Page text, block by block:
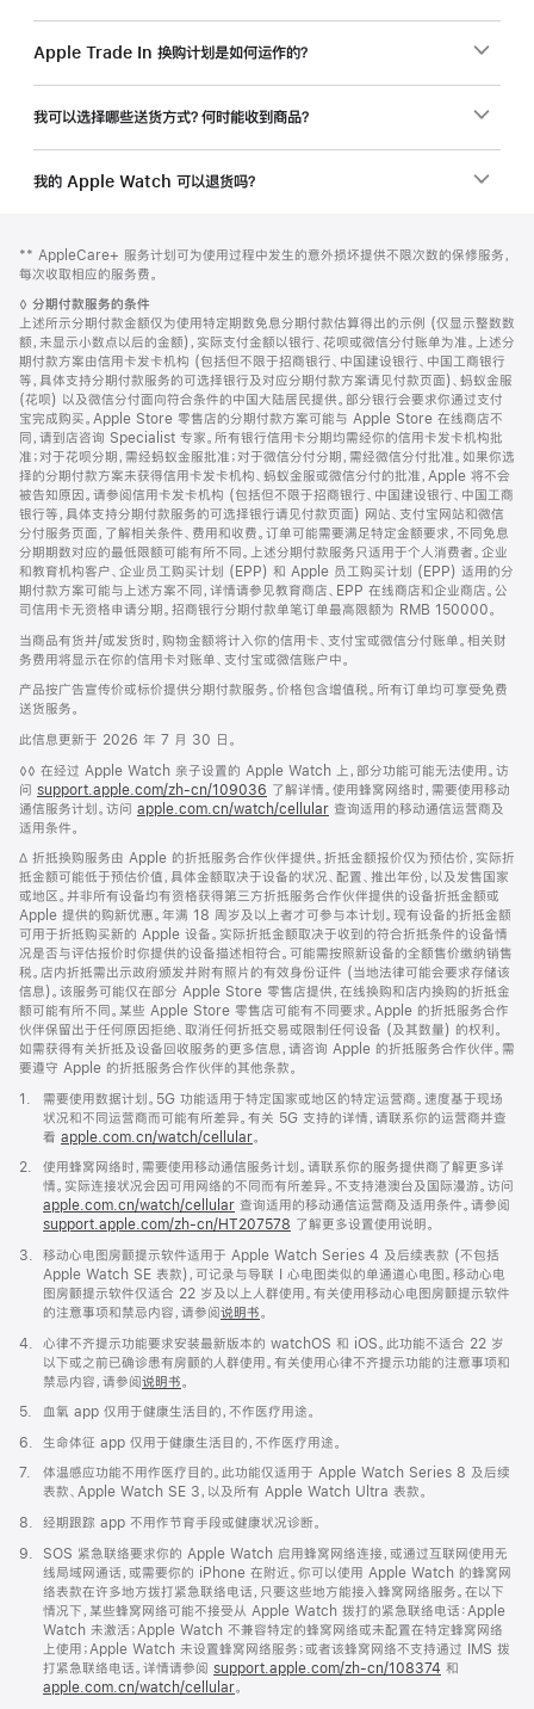
Apple Trade In 换购计划是如何运作的？
我可以选择哪些送货方式？何时能收到商品？
我的 Apple Watch 可以退货吗？
页
页
脚
脚
注
** AppleCare+ 服务计划可为使用过程中发生的意外损坏提供不限次数的保修服务，
每次收取相应的服务费。
脚
注
◊ 分期付款服务的条件
上述所示分期付款金额仅为使用特定期数免息分期付款估算得出的示例 (仅显示整数数
额，未显示小数点以后的金额)，实际支付金额以银行、花呗或微信分付账单为准。上述分
期付款方案由信用卡发卡机构 (包括但不限于招商银行、中国建设银行、中国工商银行
等，具体支持分期付款服务的可选择银行及对应分期付款方案请见付款页面)、蚂蚁金服
(花呗) 以及微信分付面向符合条件的中国大陆居民提供。部分银行会要求你通过支付
宝完成购买。Apple Store 零售店的分期付款方案可能与 Apple Store 在线商店不
同，请到店咨询 Specialist 专家。所有银行信用卡分期均需经你的信用卡发卡机构批
准；对于花呗分期，需经蚂蚁金服批准；对于微信分付分期，需经微信分付批准。如果你选
择的分期付款方案未获得信用卡发卡机构、蚂蚁金服或微信分付的批准，Apple 将不会
被告知原因。请参阅信用卡发卡机构 (包括但不限于招商银行、中国建设银行、中国工商
银行等，具体支持分期付款服务的可选择银行请见付款页面) 网站、支付宝网站和微信
分付服务页面，了解相关条件、费用和收费。订单可能需要满足特定金额要求，不同免息
分期期数对应的最低限额可能有所不同。上述分期付款服务只适用于个人消费者。企业
和教育机构客户、企业员工购买计划 (EPP) 和 Apple 员工购买计划 (EPP) 适用的分
期付款方案可能与上述方案不同，详情请参见教育商店、EPP 在线商店和企业商店。公
司信用卡无资格申请分期。招商银行分期付款单笔订单最高限额为 RMB 150000。
当商品有货并/或发货时，购物金额将计入你的信用卡、支付宝或微信分付账单。相关财
务费用将显示在你的信用卡对账单、支付宝或微信账户中。
产品按广告宣传价或标价提供分期付款服务。价格包含增值税。所有订单均可享受免费
送货服务。
此信息更新于 2026 年 7 月 30 日。
脚
注
◊◊ 在经过 Apple Watch 亲子设置的 Apple Watch 上，部分功能可能无法使用。访
问 support.apple.com/zh-cn/109036 (在
新
中
打
开)
了解详情。使用蜂窝网络时，需要使用移动
通信服务计划。访问 apple.com.cn/watch/cellular 查询适用的移动通信运营商及
适用条件。
脚
注
∆ 折抵换购服务由 Apple 的折抵服务合作伙伴提供。折抵金额报价仅为预估价，实际折
抵金额可能低于预估价值，具体金额取决于设备的状况、配置、推出年份，以及发售国家
或地区。并非所有设备均有资格获得第三方折抵服务合作伙伴提供的设备折抵金额或
Apple 提供的购新优惠。年满 18 周岁及以上者才可参与本计划。现有设备的折抵金额
可用于折抵购买新的 Apple 设备。实际折抵金额取决于收到的符合折抵条件的设备情
况是否与评估报价时你提供的设备描述相符合。可能需按照新设备的全额售价缴纳销售
税。店内折抵需出示政府颁发并附有照片的有效身份证件 (当地法律可能会要求存储该
信息)。该服务可能仅在部分 Apple Store 零售店提供，在线换购和店内换购的折抵金
额可能有所不同。某些 Apple Store 零售店可能有不同要求。Apple 的折抵服务合作
伙伴保留出于任何原因拒绝、取消任何折抵交易或限制任何设备 (及其数量) 的权利。
如需获得有关折抵及设备回收服务的更多信息，请咨询 Apple 的折抵服务合作伙伴。需
要遵守 Apple 的折抵服务合作伙伴的其他条款。
脚
1.
需要使用数据计划。5G 功能适用于特定国家或地区的特定运营商。速度基于现场
状况和不同运营商而可能有所差异。有关 5G 支持的详情，请联系你的运营商并查
看 apple.com.cn/watch/cellular。
脚
2.
使用蜂窝网络时，需要使用移动通信服务计划。请联系你的服务提供商了解更多详
情。实际连接状况会因可用网络的不同而有所差异。不支持港澳台及国际漫游。访问
apple.com.cn/watch/cellular 查询适用的移动通信运营商及适用条件。请参阅
support.apple.com/zh-cn/HT207578 (在
窗
口
中
开)
了解更多设置使用说明。
脚
3.
移动心电图房颤提示软件适用于 Apple Watch Series 4 及后续表款 (不包括
Apple Watch SE 表款)，可记录与导联 I 心电图类似的单通道心电图。移动心电
图房颤提示软件仅适合 22 岁及以上人群使用。有关使用移动心电图房颤提示软件
的注意事项和禁忌内容，请参阅说明书。
脚
4.
心律不齐提示功能要求安装最新版本的 watchOS 和 iOS。此功能不适合 22 岁
以下或之前已确诊患有房颤的人群使用。有关使用心律不齐提示功能的注意事项和
禁忌内容，请参阅说明书。
脚
5. 血氧 app 仅用于健康生活目的，不作医疗用途。
脚
6. 生命体征 app 仅用于健康生活目的，不作医疗用途。
脚7.
体温感应功能不用作医疗目的。此功能仅适用于 Apple Watch Series 8 及后续
表款、Apple Watch SE 3，以及所有 Apple Watch Ultra 表款。
脚
8. 经期跟踪 app 不用作节育手段或健康状况诊断。
脚
9.
SOS 紧急联络要求你的 Apple Watch 启用蜂窝网络连接，或通过互联网使用无
线局域网通话，或需要你的 iPhone 在附近。你可以使用 Apple Watch 的蜂窝网
络表款在许多地方拨打紧急联络电话，只要这些地方能接入蜂窝网络服务。在以下
情况下，某些蜂窝网络可能不接受从 Apple Watch 拨打的紧急联络电话：Apple
Watch 未激活；Apple Watch 不兼容特定的蜂窝网络或未配置在特定蜂窝网络
上使用；Apple Watch 未设置蜂窝网络服务；或者该蜂窝网络不支持通过 IMS 拨
打紧急联络电话。详情请参阅 support.apple.com/zh-cn/108374 (在
和
apple.com.cn/watch/cellular。